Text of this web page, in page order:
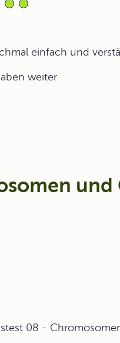
einfach und
weiter
und
08 -